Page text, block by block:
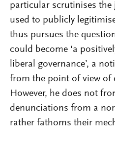
particular scrutinises
used to publicly
thus pursues the
could become ‘a
liberal governance’, a
from the point of view of
However, he does not
denunciations from a
rather fathoms their